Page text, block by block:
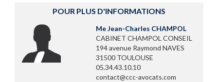
POUR PLUS D'INFORMATIONS
Me Jean-Charles CHAMPOL
CABINET CHAMPOL CONSEIL
194 avenue Raymond NAVES
31500 TOULOUSE
05.34.43.10.10
contact@ccc-avocats.com